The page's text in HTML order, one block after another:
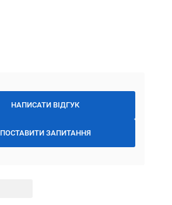
НАПИСАТИ ВІДГУК
ПОСТАВИТИ ЗАПИТАННЯ